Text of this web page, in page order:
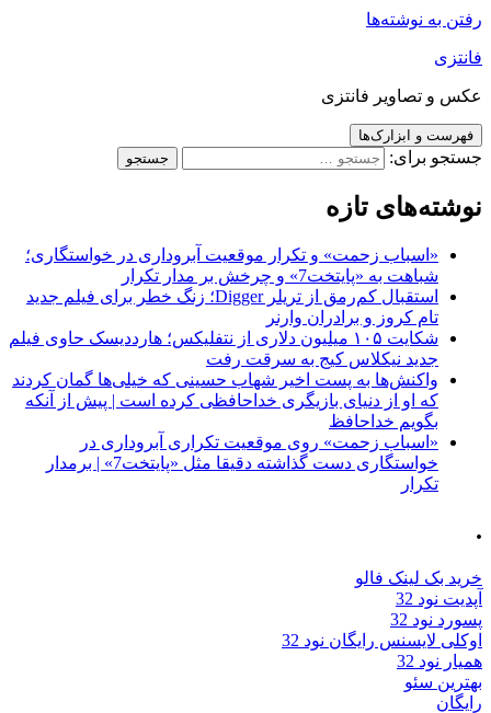
رفتن به نوشته‌ها
فانتزی
عکس و تصاویر فانتزی
فهرست و ابزارک‌ها
جستجو برای:
نوشته‌های تازه
«اسباب زحمت» و تکرار موقعیت آبروداری در خواستگاری؛
شباهت به «پایتخت7» و چرخش بر مدار تکرار
استقبال کم‌رمق از تریلر Digger؛ زنگ خطر برای فیلم جدید
تام کروز و برادران وارنر
شکایت ۱۰۵ میلیون دلاری از نتفلیکس؛ هارددیسک حاوی فیلم
جدید نیکلاس کیج به سرقت رفت
واکنش‌ها به پست اخیر شهاب حسینی که خیلی‌ها گمان کردند
که او از دنیای بازیگری خداحافظی کرده است | پیش از آنکه
بگویم خداحافظ
«اسباب زحمت» روی موقعیت تکراری آبروداری در
خواستگاری دست گذاشته دقیقا مثل «پایتخت7» | برمدار
تکرار
.
خرید بک لینک فالو
آپدیت نود 32
پسورد نود 32
اوکلی لایسنس رایگان نود 32
همیار نود 32
بهترین سئو
رایگان